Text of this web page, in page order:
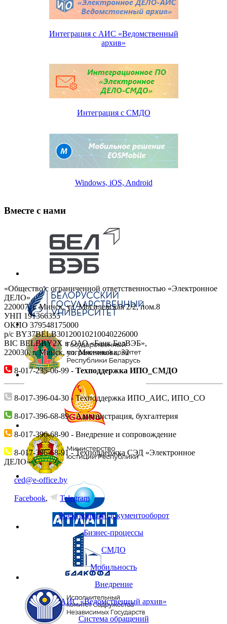
Интеграция с АИС «Ведомственный
архив»
Интеграция с СМДО
Windows, iOS, Android
Вместе с нами
«Общество с ограниченной ответственностью «Электронное
ДЕЛО»
220007, г. Минск, ул. Могилевская 2/2, пом.8
УНП 191366355
ОКПО 379548175000
р/c BY37BELB30120010210040226000
BIC BELBBY2X в ОАО «Банк БелВЭБ»,
220030, г. Минск, ул. Мясникова, 32
8-017-235-06-99 - Техподдержка ИПО_СМДО
8-017-396-04-30 - Техподдержка ИПО_АИС, ИПО_СО
8-017-396-68-89 - Администрация, бухгалтерия
8-017-396-68-90 - Внедрение и сопровождение
8-017-396-68-91 - Техподдержка СЭД «Электронное
ДЕЛО»
ced@e-office.by
Facebook,
Telegram
Электронный документооборот
Бизнес-процессы
СМДО
Мобильность
Внедрение
АИС «Ведомственный архив»
Система обращений